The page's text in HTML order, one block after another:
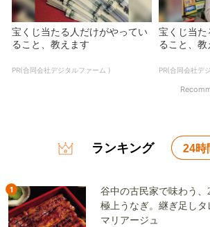
宝くじ当たる人だけがやってい
ること、教えます
PR(合同会社デジタルファーム )
宝くじ当
ること、教
PR(合同会社デ
ランキング 24時
1
谷中の古民家で味わう、
極上うなぎ。継ぎ足し
マリアージュ